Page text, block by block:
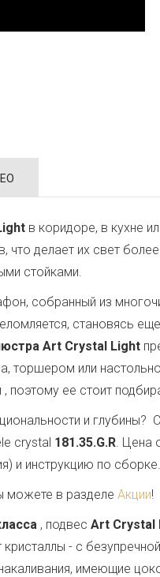
в коридоре, в кухне
что делает их свет
стойками.
собранный из
становясь
Art Crystal Light
торшером или
, поэтому ее стоит
и
crystal 181.35.G.R. Цена
и инструкцию по сборке.
можете в разделе Акции!
, подвес Art Crystal
- с
имеющие